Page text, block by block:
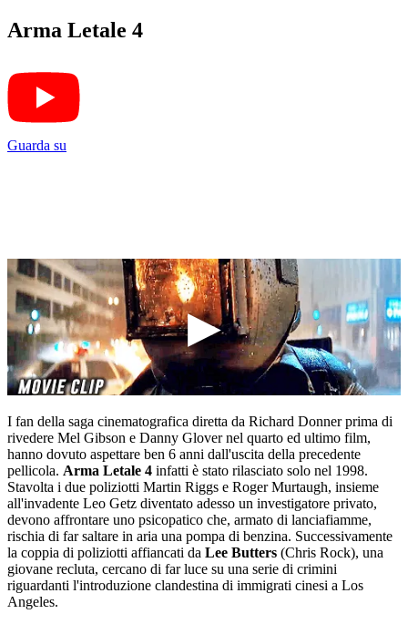
Arma Letale 4
Guarda su
I fan della saga cinematografica diretta da Richard Donner prima di
rivedere Mel Gibson e Danny Glover nel quarto ed ultimo film,
hanno dovuto aspettare ben 6 anni dall'uscita della precedente
pellicola. Arma Letale 4 infatti è stato rilasciato solo nel 1998.
Stavolta i due poliziotti Martin Riggs e Roger Murtaugh, insieme
all'invadente Leo Getz diventato adesso un investigatore privato,
devono affrontare uno psicopatico che, armato di lanciafiamme,
rischia di far saltare in aria una pompa di benzina. Successivamente
la coppia di poliziotti affiancati da Lee Butters (Chris Rock), una
giovane recluta, cercano di far luce su una serie di crimini
riguardanti l'introduzione clandestina di immigrati cinesi a Los
Angeles.